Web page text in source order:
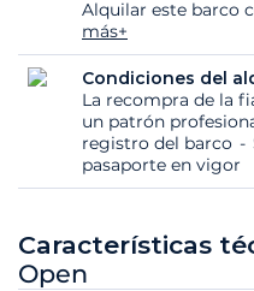
Alquilar este barco
más+
Condiciones del
La recompra de la
un patrón
registro del barco
pasaporte en vigor
Características
Open